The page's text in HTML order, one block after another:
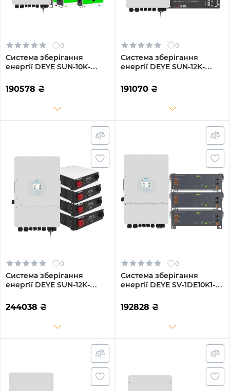
0
Система зберігання
енергії DEYE SUN-10K-
LFP-W 10kW 15.36kWh
3BAT LiFePO4 6500 циклів
190578 ₴
0
Система зберігання
енергії DEYE SUN-12K-
LFP 12kW 14.4kWh 3BAT
LiFePO4 6500 циклів
191070 ₴
0
Система зберігання
енергії DEYE SUN-12K-
LFP-W 12kW 19.2kWh 4BAT
LiFePO4 6000 циклів
244038 ₴
0
Система зберігання
енергії DEYE SV-1DE10K1-
3BAT LiFePO4 ≥6000
циклів (SV-1DE10K1-
192828 ₴